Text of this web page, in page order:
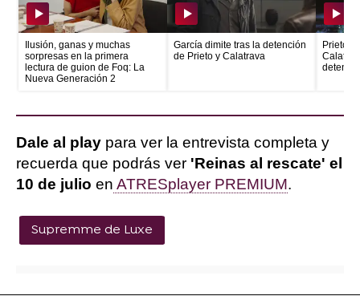
Ilusión, ganas y muchas
sorpresas en la primera
lectura de guion de Foq: La
Nueva Generación 2
García dimite tras la detención
de Prieto y Calatrava
Prieto
Dale al play para ver la entrevista completa y
recuerda que podrás ver 'Reinas al rescate' el
10 de julio en ATRESplayer PREMIUM.
Supremme de Luxe